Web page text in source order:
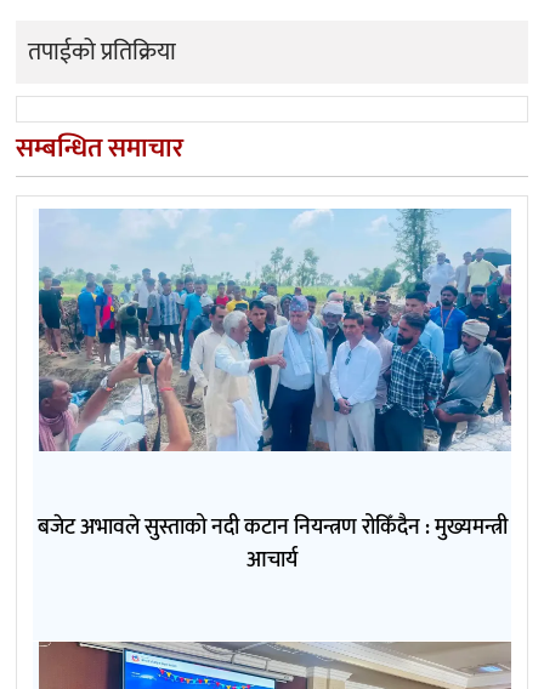
तपाईको प्रतिक्रिया
सम्बन्धित समाचार
बजेट अभावले सुस्ताको नदी कटान नियन्त्रण रोकिँदैन : मुख्यमन्त्री
आचार्य